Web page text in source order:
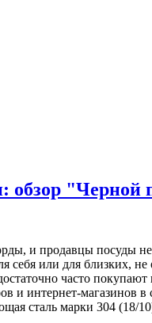
обзор "Черной
и продавцы посуды
себя или для близких,
часто
и интернет-магазинов
сталь марки 304 (18/